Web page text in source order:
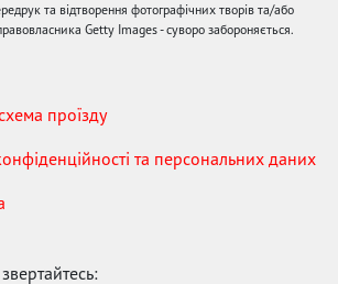
та відтворення фотографічних творів та/або
Getty Images - суворо забороняється.
проїзду
та персональних даних